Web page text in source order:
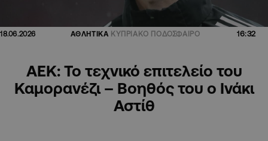
18.06.2026 ΑΘΛΗΤΙΚΑ ΚΥΠΡΙΑΚΟ ΠΟΔΟΣΦΑΙΡΟ 16:32
ΑΕΚ: Το τεχνικό επιτελείο του
Καμορανέζι – Βοηθός του ο Ινάκι
Αστίθ